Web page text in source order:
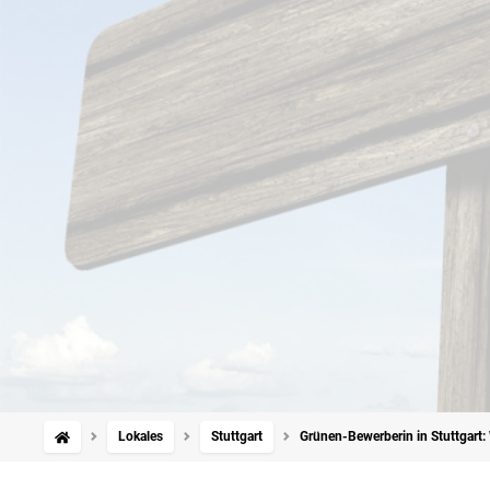
Lokales Stuttgart Grünen-Bewerberin in